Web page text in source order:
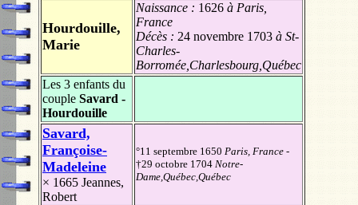
Hourdouille,
Marie
Naissance : 1626 à Paris,
France
Décès : 24 novembre 1703 à St-
Charles-
Borromée,Charlesbourg,Québec
Les 3 enfants du
couple Savard -
Hourdouille
Savard,
Françoise-
Madeleine
× 1665 Jeannes,
Robert
°11 septembre 1650 Paris, France -
†29 octobre 1704 Notre-
Dame,Québec,Québec